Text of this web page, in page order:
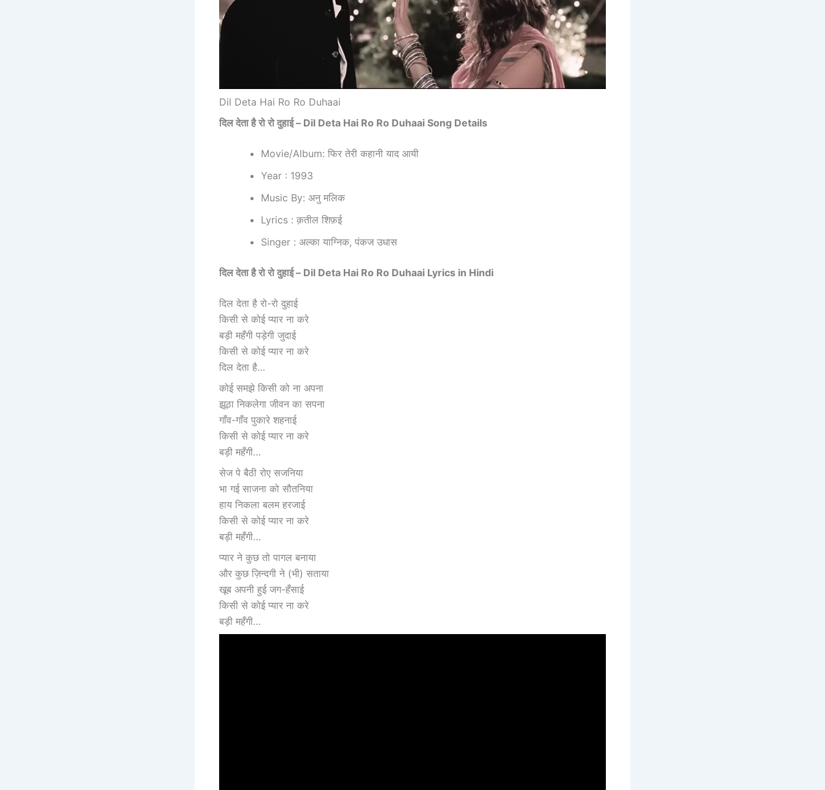
Dil Deta Hai Ro Ro Duhaai
दिल देता है रो रो दुहाई – Dil Deta Hai Ro Ro Duhaai Song Details
Movie/Album: फिर तेरी कहानी याद आयी
Year : 1993
Music By: अनु मलिक
Lyrics : क़तील शिफ़ई
Singer : अल्का याग्निक, पंकज उधास
दिल देता है रो रो दुहाई – Dil Deta Hai Ro Ro Duhaai Lyrics in Hindi
दिल देता है रो-रो दुहाई
किसी से कोई प्यार ना करे
बड़ी महँगी पड़ेगी जुदाई
किसी से कोई प्यार ना करे
दिल देता है…
कोई समझे किसी को ना अपना
झूठा निकलेगा जीवन का सपना
गाँव-गाँव पुकारे शहनाई
किसी से कोई प्यार ना करे
बड़ी महँगी…
सेज पे बैठी रोए सजनिया
भा गई साजना को सौतनिया
हाय निकला बलम हरजाई
किसी से कोई प्यार ना करे
बड़ी महँगी…
प्यार ने कुछ तो पागल बनाया
और कुछ ज़िन्दगी ने (भी) सताया
खूब अपनी हुई जग-हँसाई
किसी से कोई प्यार ना करे
बड़ी महँगी…